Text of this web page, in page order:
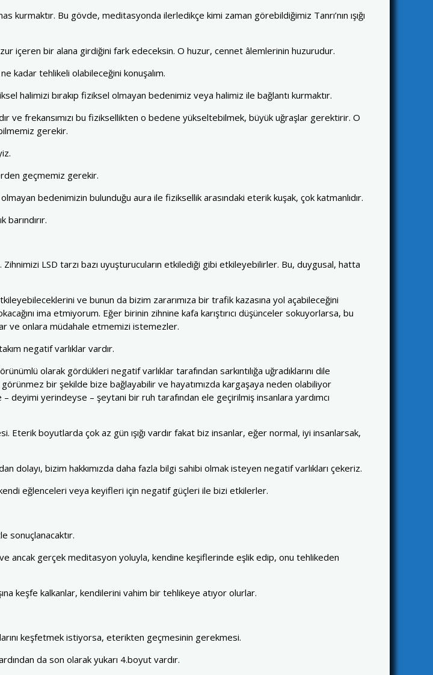
kurmaktır. Bu gövde, meditasyonda ilerledikçe kimi zaman görebildiğimiz Tanrı’nın ışığı
içeren bir alana girdiğini fark edeceksin. O huzur, cennet âlemlerinin huzurudur.
kadar tehlikeli olabileceğini konuşalım.
halimizi bırakıp fiziksel olmayan bedenimiz veya halimiz ile bağlantı kurmaktır.
ve frekansımızı bu fiziksellikten o bedene yükseltebilmek, büyük uğraşlar gerektirir. O
gerekir.
geçmemiz gerekir.
bedenimizin bulunduğu aura ile fiziksellik arasındaki eterik kuşak, çok katmanlıdır.
LSD tarzı bazı uyuşturucuların etkilediği gibi etkileyebilirler. Bu, duygusal, hatta
ve bunun da bizim zararımıza bir trafik kazasına yol açabileceğini
ima etmiyorum. Eğer birinin zihnine kafa karıştırıcı düşünceler sokuyorlarsa, bu
ve onlara müdahale etmemizi istemezler.
negatif varlıklar vardır.
olarak gördükleri negatif varlıklar tarafından sarkıntılığa uğradıklarını dile
bir şekilde bize bağlayabilir ve hayatımızda kargaşaya neden olabiliyor
deyimi yerindeyse – şeytani bir ruh tarafından ele geçirilmiş insanlara yardımcı
boyutlarda çok az gün ışığı vardır fakat biz insanlar, eğer normal, iyi insanlarsak,
dolayı, bizim hakkımızda daha fazla bilgi sahibi olmak isteyen negatif varlıkları çekeriz.
kendi eğlenceleri veya keyifleri için negatif güçleri ile bizi etkilerler.
sonuçlanacaktır.
ancak gerçek meditasyon yoluyla, kendine keşiflerinde eşlik edip, onu tehlikeden
keşfe kalkanlar, kendilerini vahim bir tehlikeye atıyor olurlar.
keşfetmek istiyorsa, eterikten geçmesinin gerekmesi.
da son olarak yukarı 4.boyut vardır.